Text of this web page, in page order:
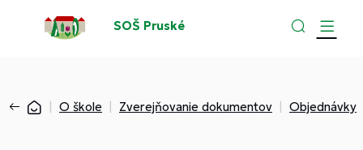
SOŠ Pruské
O škole Zverejňovanie dokumentov Objednávky